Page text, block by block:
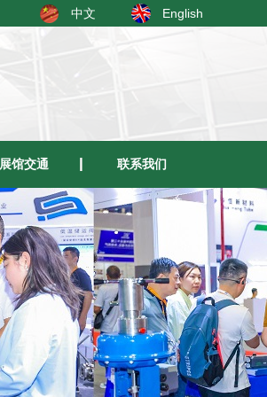
中文 English
展馆交通 联系我们